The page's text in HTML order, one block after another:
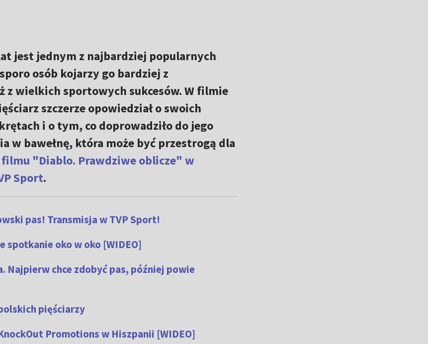
jest jednym z najbardziej popularnych
osób kojarzy go bardziej z
z wielkich sportowych sukcesów. W filmie
szczerze opowiedział o swoich
i o tym, co doprowadziło do jego
w bawełnę, która może być przestrogą dla
filmu "Diablo. Prawdziwe oblicze" w
Sport.
pas! Transmisja w TVP Sport!
oko w oko [WIDEO]
Najpierw chce zdobyć pas, później powie
pięściarzy
Promotions w Hiszpanii [WIDEO]